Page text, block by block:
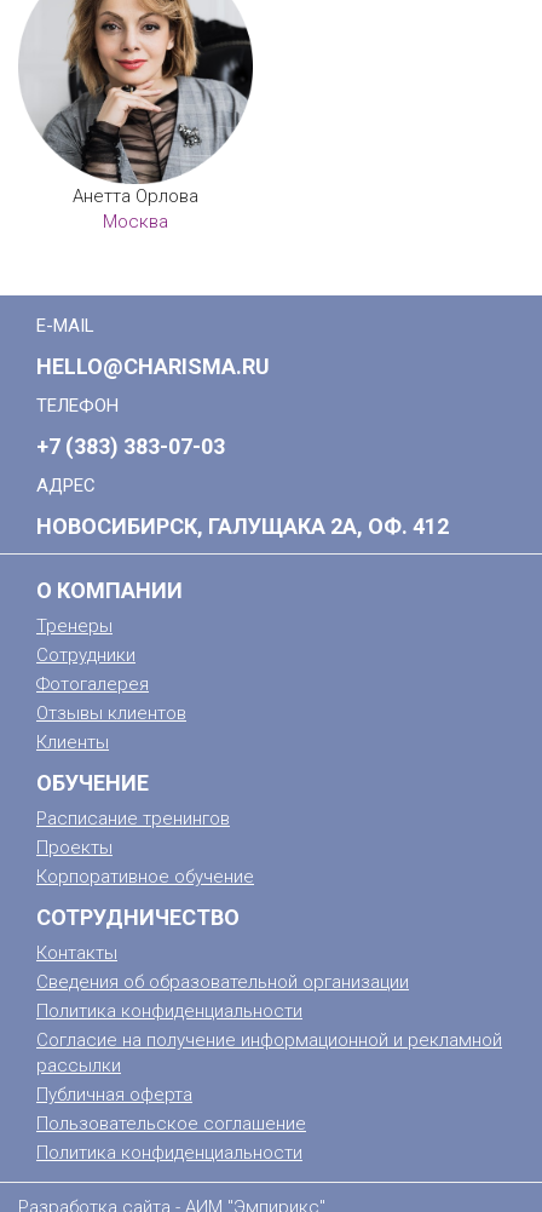
Анетта Орлова
Москва
E-MAIL
HELLO@CHARISMA.RU
ТЕЛЕФОН
+7 (383) 383-07-03
АДРЕС
НОВОСИБИРСК, ГАЛУЩАКА 2А, ОФ. 412
О КОМПАНИИ
Тренеры
Сотрудники
Фотогалерея
Отзывы клиентов
Клиенты
ОБУЧЕНИЕ
Расписание тренингов
Проекты
Корпоративное обучение
СОТРУДНИЧЕСТВО
Контакты
Сведения об образовательной организации
Политика конфиденциальности
Согласие на получение информационной и рекламной
рассылки
Публичная оферта
Пользовательское соглашение
Политика конфиденциальности
Разработка сайта - АИМ "Эмпирикс"